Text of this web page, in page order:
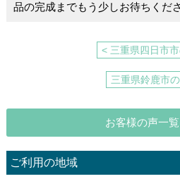
品の完成までもう少しお待ちくださ
< 三重県四日市
三重県鈴鹿市
お客様の声一
ご利用の地域